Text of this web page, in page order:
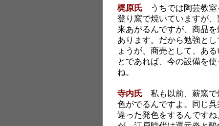
梶原氏 うちでは陶芸教室
登り窯で焼いていますが
来あがるんですが、商品
あります。だから勉強と
ょうが、商売として、あ
とであれば、今の設備を
ね。
寺内氏 私も以前、薪窯で
色がでるんですよ。同じ
違った発色をするんです